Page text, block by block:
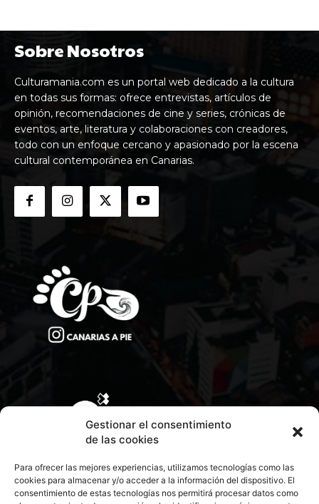
Gestionar el consentimiento
de las cookies
Para ofrecer las mejores experiencias, utilizamos tecnologías como las
cookies para almacenar y/o acceder a la información del dispositivo. El
consentimiento de estas tecnologías nos permitirá procesar datos como
Sobre Nosotros
Culturamania.com es un portal web dedicado a la cultura
en todas sus formas: ofrece entrevistas, artículos de
opinión, recomendaciones de cine y series, crónicas de
eventos, arte, literatura y colaboraciones con creadores,
todo con un enfoque cercano y apasionado por la escena
cultural contemporánea en Canarias.